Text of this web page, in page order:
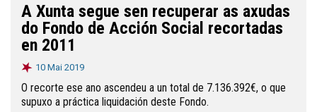
A Xunta segue sen recuperar as axudas
do Fondo de Acción Social recortadas
en 2011
10 Mai 2019
O recorte ese ano ascendeu a un total de 7.136.392€, o que
supuxo a práctica liquidación deste Fondo.